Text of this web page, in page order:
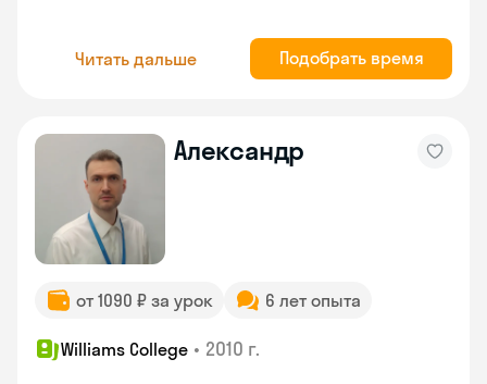
Читать дальше Подобрать время
Александр
от 1090 ₽ за урок 6 лет опыта
Williams College • 2010 г.